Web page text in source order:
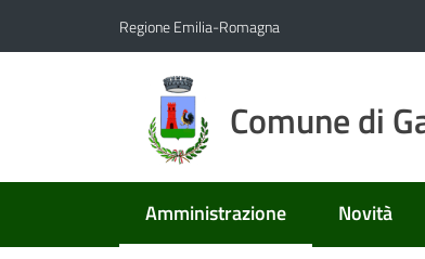
Regione Emilia-Romagna
Comune di
Amministrazione
Menu selezionato Novità